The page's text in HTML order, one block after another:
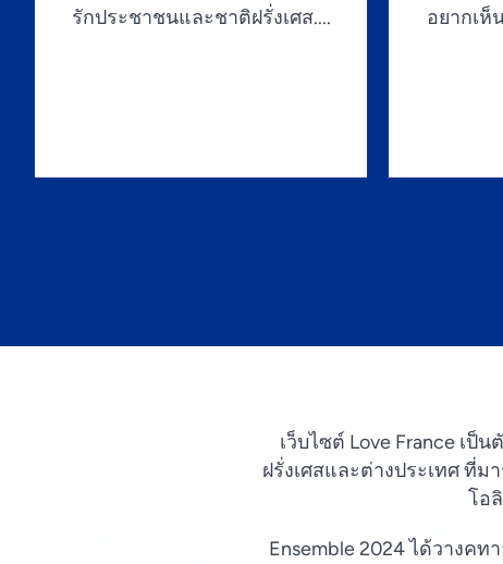
รักประชาชนและชาติฝรั่งเศส.... อยากเห็
เว็บไซต์ Love France เ
ฝรั่งเศสและต่างประเทศ ที่
โอ
Ensemble 2024 ได้วางคท